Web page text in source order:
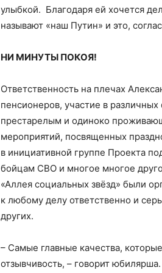
улыбкой. Благодаря ей хочется
называют «наш Путин» и это,
НИ МИНУТЫ ПОКОЯ!
Ответственность на плечах
пенсионеров, участие в
престарелым и одиноко
мероприятий, посвященных
в инициативной группе Проекта
бойцам СВО и многое многое
«Аллея социальных звёзд» были
к любому делу ответственно и
других.
– Самые главные качества,
отзывчивость, – говорит